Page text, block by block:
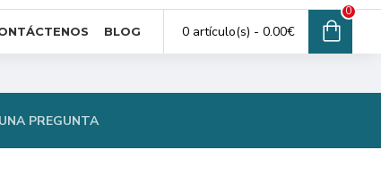
BLOG 0 artículo(s) - 0.00€
0
PREGUNTA